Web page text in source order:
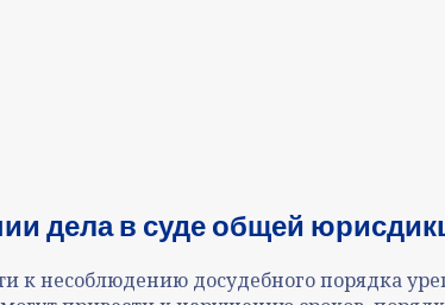
дела в суде общей
несоблюдению досудебного порядка